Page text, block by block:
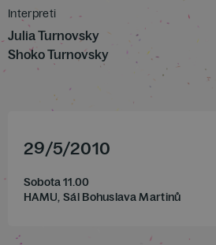
Interpreti
Julia Turnovsky
Shoko Turnovsky
29/5/2010
Sobota 11.00
HAMU, Sál Bohuslava Martinů